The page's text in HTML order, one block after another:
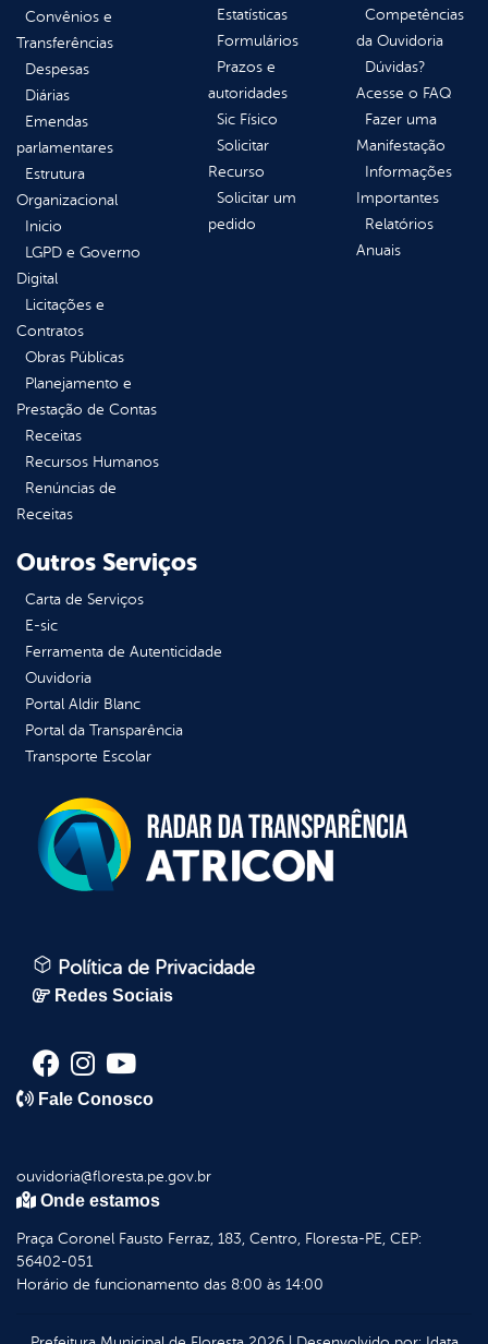
Convênios e
Transferências
Despesas
Diárias
Emendas
parlamentares
Estrutura
Organizacional
Inicio
LGPD e Governo
Digital
Licitações e
Contratos
Obras Públicas
Planejamento e
Prestação de Contas
Receitas
Recursos Humanos
Renúncias de
Receitas
Estatísticas
Formulários
Prazos e
autoridades
Sic Físico
Solicitar
Recurso
Solicitar um
pedido
Competências
da Ouvidoria
Dúvidas?
Acesse o FAQ
Fazer uma
Manifestação
Informações
Importantes
Relatórios
Anuais
Outros Serviços
Carta de Serviços
E-sic
Ferramenta de Autenticidade
Ouvidoria
Portal Aldir Blanc
Portal da Transparência
Transporte Escolar
Política de Privacidade
Redes Sociais
Fale Conosco
ouvidoria@floresta.pe.gov.br
Onde estamos
Praça Coronel Fausto Ferraz, 183, Centro, Floresta-PE, CEP:
56402-051
Horário de funcionamento das 8:00 às 14:00